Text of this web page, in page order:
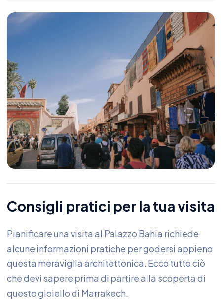
Consigli pratici per la tua visita
Pianificare una visita al Palazzo Bahia richiede
alcune informazioni pratiche per godersi appieno
questa meraviglia architettonica. Ecco tutto ciò
che devi sapere prima di partire alla scoperta di
questo gioiello di Marrakech.